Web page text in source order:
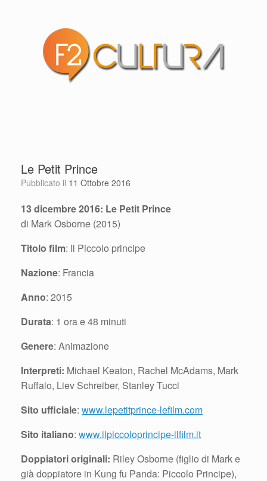
Le Petit Prince
Pubblicato il 11 Ottobre 2016
13 dicembre 2016: Le Petit Prince
di Mark Osborne (2015)
Titolo film: Il Piccolo principe
Nazione: Francia
Anno: 2015
Durata: 1 ora e 48 minuti
Genere: Animazione
Interpreti: Michael Keaton, Rachel McAdams, Mark
Ruffalo, Liev Schreiber, Stanley Tucci
Sito ufficiale: www.lepetitprince-lefilm.com
Sito italiano: www.ilpiccoloprincipe-ilfilm.it
Doppiatori originali: Riley Osborne (figlio di Mark e
già doppiatore in Kung fu Panda: Piccolo Principe),